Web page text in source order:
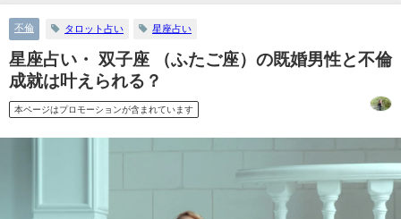
不倫 タロット占い 星座占い
星座占い・ 双子座 （ふたご座）の既婚男性と不倫
成就は叶えられる？
本ページはプロモーションが含まれています